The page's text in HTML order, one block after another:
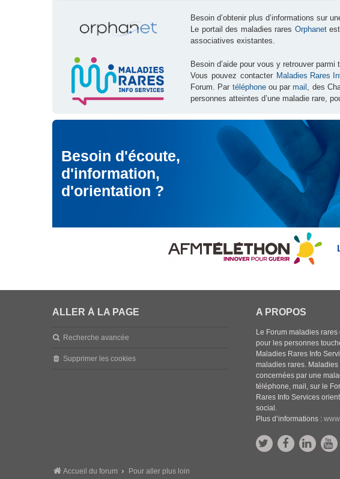
Besoin d’obtenir plus d’informations sur
Le portail des maladies rares Orphanetest
associatives existantes.
Besoin d’aide pour vous y retrouver
Vous pouvez contacter Maladies Rares
Forum. Par téléphoneou parmail , des
personnes atteintes d’une maladie rare,
Besoin d'écoute,
d'information,
d'orientation ?
ALLER À LA PAGE
Recherche avancée
Supprimer les cookies
A PROPOS
Le Forum maladies
pour les personnes
Maladies Rares Info
maladies rares.
concernées par une
téléphone, mail, sur le
Rares Info Services
social.
Plus d’informations :
Accueil du forum Pour aller plus loin